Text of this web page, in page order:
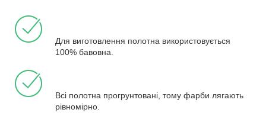
Для виготовлення полотна використовується
100% бавовна.
Всі полотна прогрунтовані, тому фарби лягають
рівномірно.